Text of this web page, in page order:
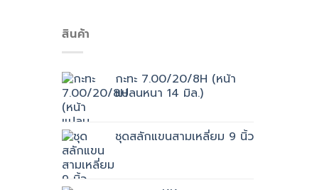
สินค้า
กะทะ 7.00/20/8H (หน้า
แปลนหนา 14 มิล.)
ชุดสลักแขนสามเหลี่ยม 9 นิ้ว